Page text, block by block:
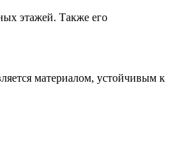
этажей. Также его
материалом, устойчивым к